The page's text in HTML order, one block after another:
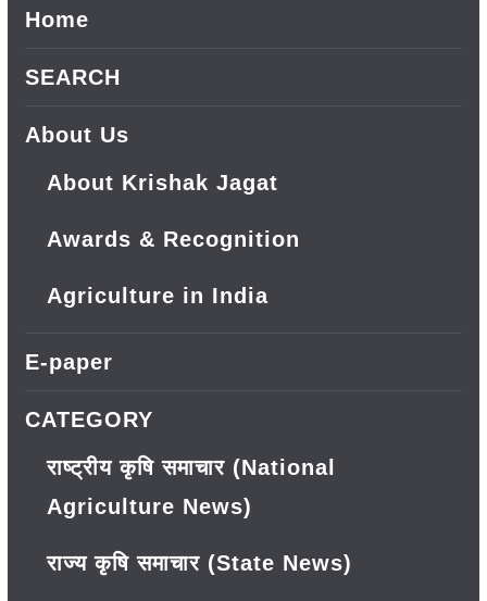
Home
SEARCH
About Us
About Krishak Jagat
Awards & Recognition
Agriculture in India
E-paper
CATEGORY
राष्ट्रीय कृषि समाचार (National
Agriculture News)
राज्य कृषि समाचार (State News)